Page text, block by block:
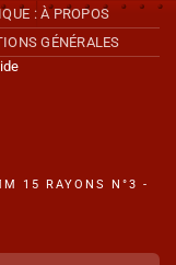
: À PROPOS
GÉNÉRALES
15 RAYONS N°3 -